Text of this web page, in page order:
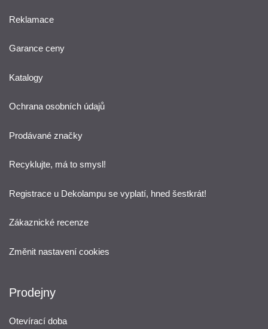
Reklamace
Garance ceny
Katalogy
Ochrana osobních údajů
Prodávané značky
Recyklujte, má to smysl!
Registrace u Dekolampu se vyplatí, hned šestkrát!
Zákaznické recenze
Změnit nastavení cookies
Prodejny
Otevírací doba